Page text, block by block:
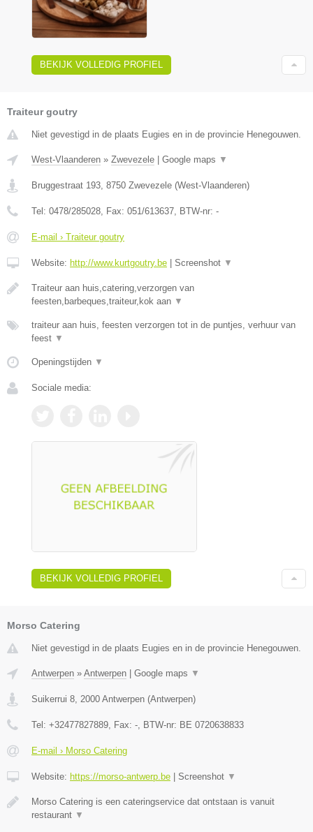
BEKIJK VOLLEDIG PROFIEL
Traiteur goutry
Niet gevestigd in de plaats Eugies en in de provincie Henegouwen.
West-Vlaanderen » Zwevezele Google maps ▼
Bruggestraat 193, 8750 Zwevezele (West-Vlaanderen)
Tel: 0478/285028, Fax: 051/613637, BTW-nr: -
E-mail › Traiteur goutry
Website: http://www.kurtgoutry.be Screenshot ▼
Traiteur aan huis,catering,verzorgen van
feesten,barbeques,traiteur,kok aan ▼
traiteur aan huis, feesten verzorgen tot in de puntjes, verhuur van
feest ▼
Openingstijden ▼
Sociale media:
BEKIJK VOLLEDIG PROFIEL
Morso Catering
Niet gevestigd in de plaats Eugies en in de provincie Henegouwen.
Antwerpen » Antwerpen Google maps ▼
Suikerrui 8, 2000 Antwerpen (Antwerpen)
Tel: +32477827889, Fax: -, BTW-nr: BE 0720638833
E-mail › Morso Catering
Website: https://morso-antwerp.be Screenshot ▼
Morso Catering is een cateringservice dat ontstaan is vanuit
restaurant ▼